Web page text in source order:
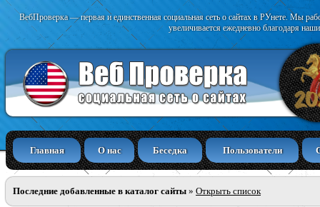
ВебПроверка — первая и единственная социальная сеть о сайтах в РУнете. Мы
увеличивается ежедневно благодаря
Главная О нас Беседка Пользователи
Последние добавленные в каталог сайты » Открыть список